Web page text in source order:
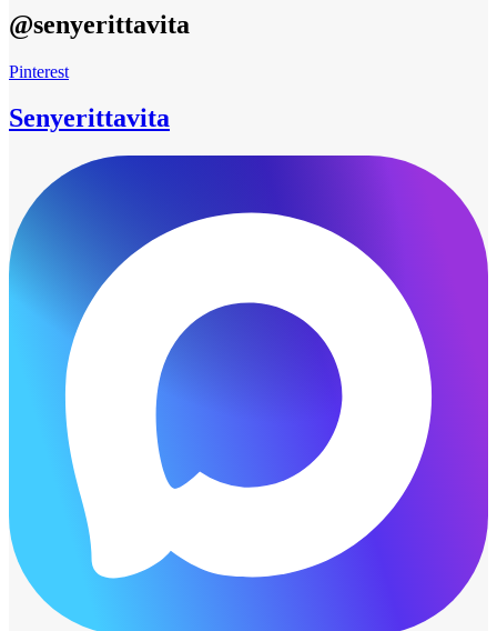
@senyerittavita
Pinterest
Senyerittavita